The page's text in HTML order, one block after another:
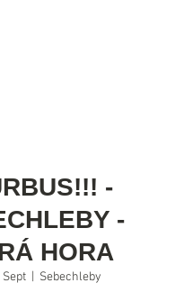
-
-
HORA
Sept Sebechleby